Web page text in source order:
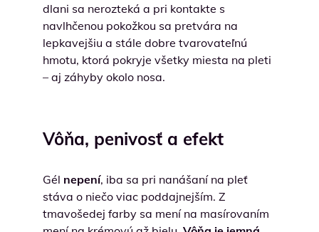
dlani sa nerozteká a pri kontakte s
navlhčenou pokožkou sa pretvára na
lepkavejšiu a stále dobre tvarovateľnú
hmotu, ktorá pokryje všetky miesta na pleti
– aj záhyby okolo nosa.
Vôňa, penivosť a efekt
Gél nepení, iba sa pri nanášaní na pleť
stáva o niečo viac poddajnejším. Z
tmavošedej farby sa mení na masírovaním